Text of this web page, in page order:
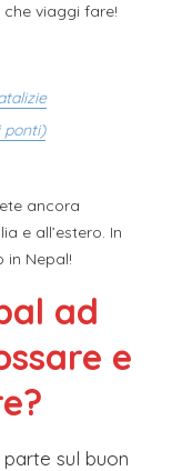
viaggi fare!
ponti)
ancora
e all’estero. In
in Nepal!
ad
e
sul buon